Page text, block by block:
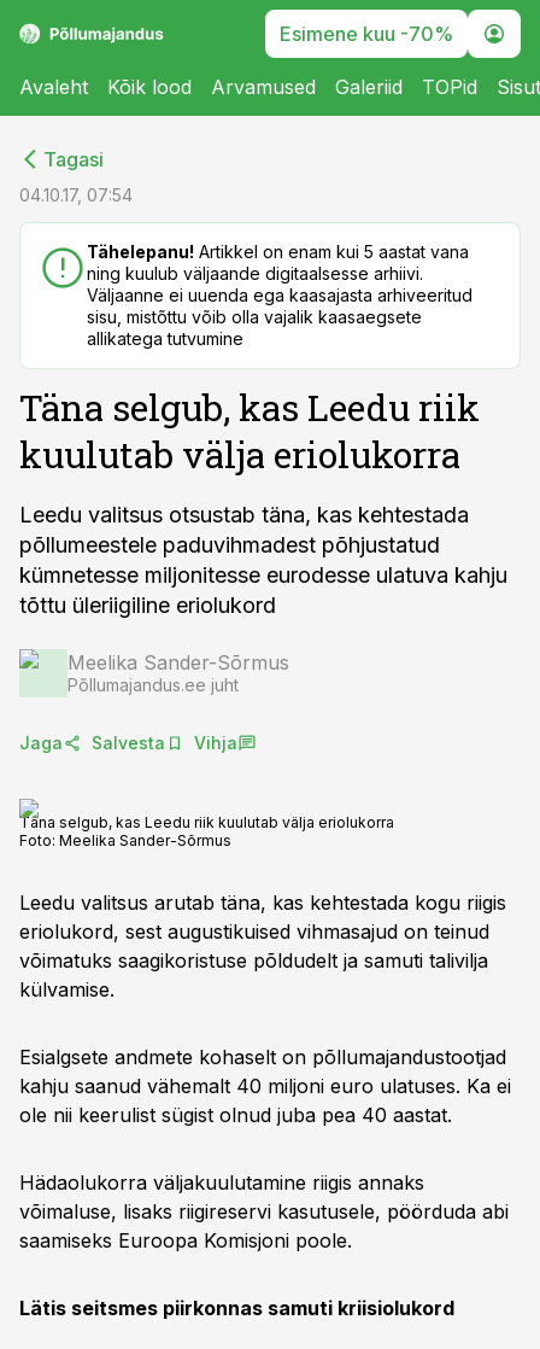
Esimene kuu -70%
Avaleht Kõik lood Arvamused Galeriid TOPid
Tagasi
04.10.17, 07:54
Tähelepanu! Artikkel on enam kui 5 aastat vana
ning kuulub väljaande digitaalsesse arhiivi.
Väljaanne ei uuenda ega kaasajasta arhiveeritud
sisu, mistõttu võib olla vajalik kaasaegsete
allikatega tutvumine
Täna selgub, kas Leedu riik
kuulutab välja eriolukorra
Leedu valitsus otsustab täna, kas kehtestada
põllumeestele paduvihmadest põhjustatud
kümnetesse miljonitesse eurodesse ulatuva kahju
tõttu üleriigiline eriolukord
Meelika Sander-Sõrmus
Põllumajandus.ee juht
Jaga Salvesta Vihja
Täna selgub, kas Leedu riik kuulutab välja eriolukorra
Foto: Meelika Sander-Sõrmus
Leedu valitsus arutab täna, kas kehtestada kogu riigis
eriolukord, sest augustikuised vihmasajud on teinud
võimatuks saagikoristuse põldudelt ja samuti talivilja
külvamise.
Esialgsete andmete kohaselt on põllumajandustootjad
kahju saanud vähemalt 40 miljoni euro ulatuses. Ka ei
ole nii keerulist sügist olnud juba pea 40 aastat.
Hädaolukorra väljakuulutamine riigis annaks
võimaluse, lisaks riigireservi kasutusele, pöörduda abi
saamiseks Euroopa Komisjoni poole.
Lätis seitsmes piirkonnas samuti kriisiolukord